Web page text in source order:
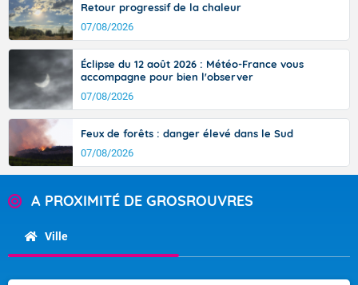
Retour progressif de la chaleur
07/08/2026
Éclipse du 12 août 2026 : Météo-France vous
accompagne pour bien l'observer
07/08/2026
Feux de forêts : danger élevé dans le Sud
07/08/2026
A PROXIMITÉ DE GROSROUVRES
Ville